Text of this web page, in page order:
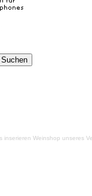
inserieren Weinshop unseres